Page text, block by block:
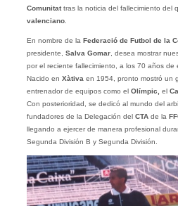
Comunitattras la noticia del fallecimiento del
valenciano.
En nombre de la Federació de Futbol de la
presidente, Salva Gomar, desea mostrar
por el reciente fallecimiento, a los 70 años de
Nacido en Xàtiva en 1954, pronto mostró un
entrenador de equipos como el Olímpic, el
Con posterioridad, se dedicó al mundo del
fundadores de la Delegación del CTA de la
llegando a ejercer de manera profesional
Segunda División B y Segunda División.